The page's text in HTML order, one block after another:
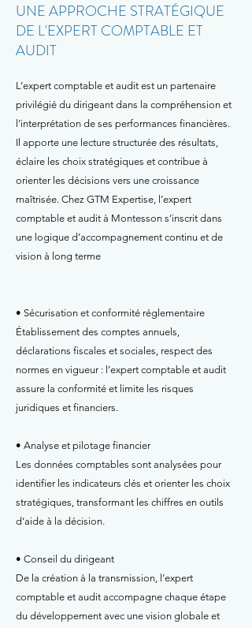
UNE APPROCHE STRATÉGIQUE
DE L'EXPERT COMPTABLE ET
AUDIT
L’expert comptable et audit est un partenaire
privilégié du dirigeant dans la compréhension et
l’interprétation de ses performances financières.
Il apporte une lecture structurée des résultats,
éclaire les choix stratégiques et contribue à
orienter les décisions vers une croissance
maîtrisée. Chez GTM Expertise, l’expert
comptable et audit à Montesson s’inscrit dans
une logique d’accompagnement continu et de
vision à long terme
• Sécurisation et conformité réglementaire
Établissement des comptes annuels,
déclarations fiscales et sociales, respect des
normes en vigueur : l’expert comptable et audit
assure la conformité et limite les risques
juridiques et financiers.
• Analyse et pilotage financier
Les données comptables sont analysées pour
identifier les indicateurs clés et orienter les choix
stratégiques, transformant les chiffres en outils
d’aide à la décision.
• Conseil du dirigeant
De la création à la transmission, l’expert
comptable et audit accompagne chaque étape
du développement avec une vision globale et